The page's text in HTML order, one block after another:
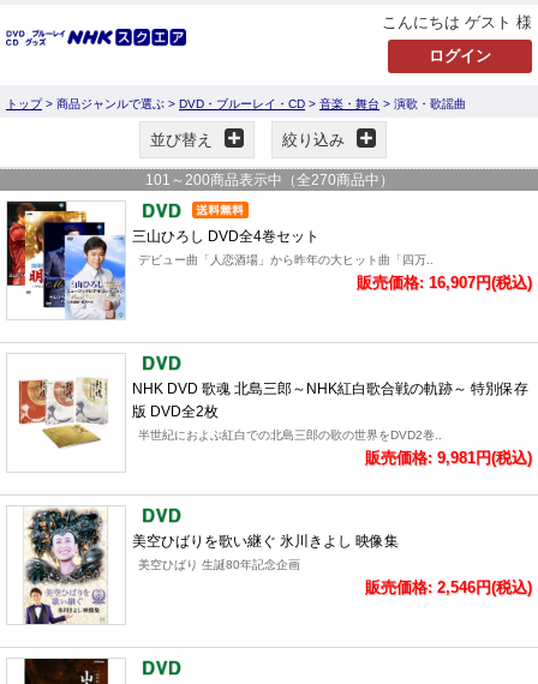
こんにちは ゲスト 様
トップ> 商品ジャンルで選ぶ > DVD・ブルーレイ・CD > 音楽・舞台 > 演歌・歌謡曲
並び替え 絞り込み
101 ～ 200商品表示中（全270商品中）
三山ひろし DVD全4巻セット
デビュー曲「人恋酒場」から昨年の大ヒット曲「四万..
販売価格: 16,907円(税込)
NHK DVD 歌魂 北島三郎～NHK紅白歌合戦の軌跡～ 特別保存
版 DVD全2枚
半世紀におよぶ紅白での北島三郎の歌の世界をDVD2巻..
販売価格: 9,981円(税込)
美空ひばりを歌い継ぐ 氷川きよし 映像集
美空ひばり 生誕80年記念企画
販売価格: 2,546円(税込)